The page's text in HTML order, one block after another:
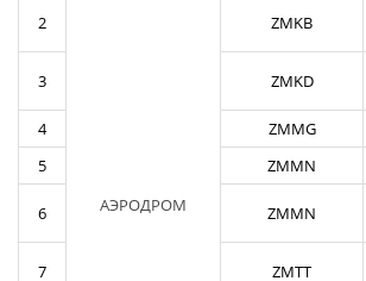
АЭРОДРОМ
2 ZMKB
3 ZMKD
4
ZMMG
5
ZMMN
6 ZMMN
7 ZMTT